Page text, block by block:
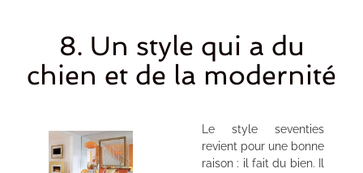
8. Un style qui a du
chien et de la modernité
Le style seventies
revient pour une bonne
raison : il fait du bien. Il